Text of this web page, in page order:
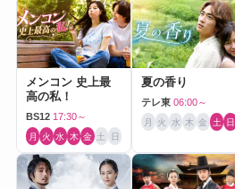
メンコン 史上最
高の私！
BS12 17:30～
月 火 水 木 金 土 日
夏の香り
テレ東 06:00～
月 火 水 木 金 土 日